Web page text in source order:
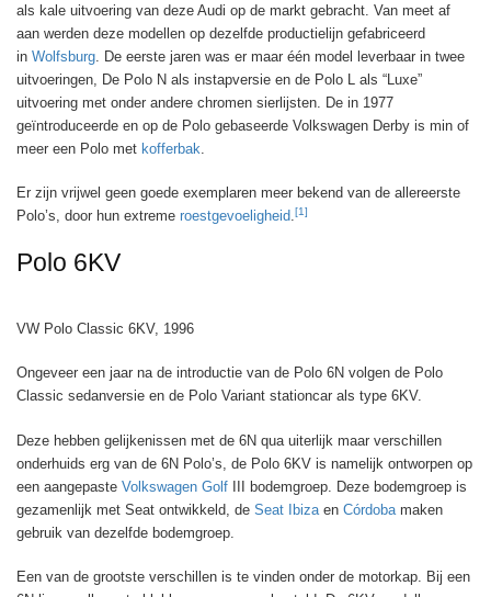
als kale uitvoering van deze Audi op de markt gebracht. Van meet af
aan werden deze modellen op dezelfde productielijn gefabriceerd
in Wolfsburg . De eerste jaren was er maar één model leverbaar in twee
uitvoeringen, De Polo N als instapversie en de Polo L als “Luxe”
uitvoering met onder andere chromen sierlijsten. De in 1977
geïntroduceerde en op de Polo gebaseerde Volkswagen Derby is min of
meer een Polo met kofferbak
Er zijn vrijwel geen goede exemplaren meer bekend van de allereerste
Polo’s, door hun extreme roestgevoeligheid.[1]
Polo 6KV
VW Polo Classic 6KV, 1996
Ongeveer een jaar na de introductie van de Polo 6N volgen de Polo
Classic sedanversie en de Polo Variant stationcar als type 6KV.
Deze hebben gelijkenissen met de 6N qua uiterlijk maar verschillen
onderhuids erg van de 6N Polo’s, de Polo 6KV is namelijk ontworpen op
een aangepaste Volkswagen Golf III bodemgroep. Deze bodemgroep is
gezamenlijk met Seat ontwikkeld, de Seat Ibiza en Córdoba maken
gebruik van dezelfde bodemgroep.
Een van de grootste verschillen is te vinden onder de motorkap. Bij een